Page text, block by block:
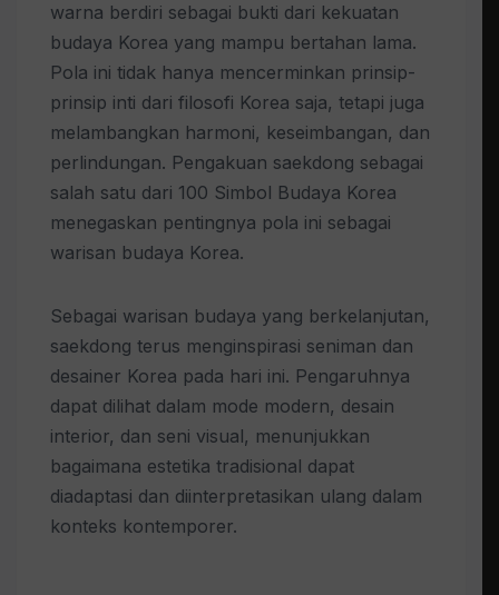
warna berdiri sebagai bukti dari kekuatan
budaya Korea yang mampu bertahan lama.
Pola ini tidak hanya mencerminkan prinsip-
prinsip inti dari filosofi Korea saja, tetapi juga
melambangkan harmoni, keseimbangan, dan
perlindungan. Pengakuan saekdong sebagai
salah satu dari 100 Simbol Budaya Korea
menegaskan pentingnya pola ini sebagai
warisan budaya Korea.
Sebagai warisan budaya yang berkelanjutan,
saekdong terus menginspirasi seniman dan
desainer Korea pada hari ini. Pengaruhnya
dapat dilihat dalam mode modern, desain
interior, dan seni visual, menunjukkan
bagaimana estetika tradisional dapat
diadaptasi dan diinterpretasikan ulang dalam
konteks kontemporer.